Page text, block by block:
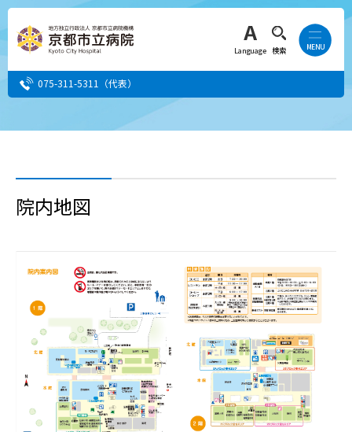
Language 検索
075-311-5311 （代表）
当院へ就職希望の方
事業者・その他の方
病院の概要
当院の魅力
院内地図